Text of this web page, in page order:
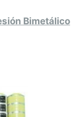
Bimetálico